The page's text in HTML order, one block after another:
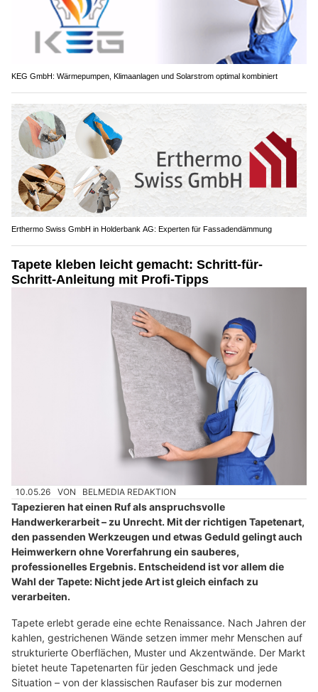
KEG GmbH: Wärmepumpen, Klimaanlagen und Solarstrom optimal kombiniert
Erthermo Swiss GmbH in Holderbank AG: Experten für Fassadendämmung
Tapete kleben leicht gemacht: Schritt-für-
Schritt-Anleitung mit Profi-Tipps
10.05.26 VON BELMEDIA REDAKTION
Tapezieren hat einen Ruf als anspruchsvolle
Handwerkerarbeit – zu Unrecht. Mit der richtigen Tapetenart,
den passenden Werkzeugen und etwas Geduld gelingt auch
Heimwerkern ohne Vorerfahrung ein sauberes,
professionelles Ergebnis. Entscheidend ist vor allem die
Wahl der Tapete: Nicht jede Art ist gleich einfach zu
verarbeiten.
Tapete erlebt gerade eine echte Renaissance. Nach Jahren der
kahlen, gestrichenen Wände setzen immer mehr Menschen auf
strukturierte Oberflächen, Muster und Akzentwände. Der Markt
bietet heute Tapetenarten für jeden Geschmack und jede
Situation – von der klassischen Raufaser bis zur modernen